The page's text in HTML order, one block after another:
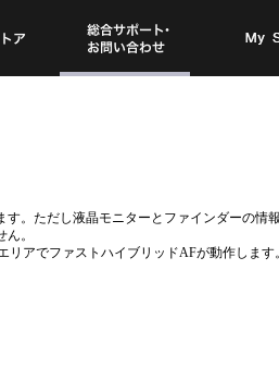
。ただし液晶モニターとファインダーの情
。
リアでファストハイブリッドAFが動作します。